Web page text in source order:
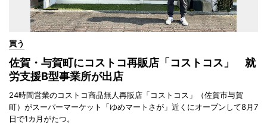
買う
佐賀・与賀町にコストコ再販店「コストコス」 就
労支援B型事業所が出店
24時間営業のコストコ商品無人再販店「コストコス」（佐賀市与賀
町）がスーパーマーケット「ゆめマートさが」近くにオープンして8月7
日で1カ月がたつ。